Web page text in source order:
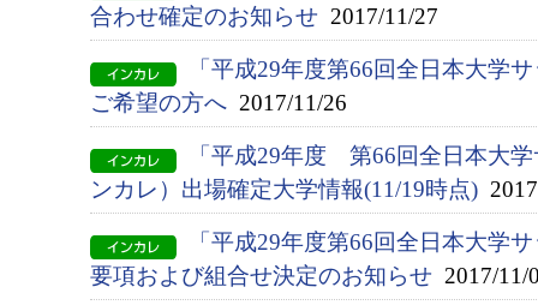
合わせ確定のお知らせ 2017/11/27
「平成29年度第66回全日本大学
ご希望の方へ 2017/11/26
「平成29年度 第66回全日本大
ンカレ）出場確定大学情報(11/19時点)
「平成29年度第66回全日本大学
要項および組合せ決定のお知らせ 2017/11/